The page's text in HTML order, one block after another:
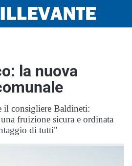
la nuova
il consigliere Baldineti:
fruizione sicura e ordinata
di tutti"